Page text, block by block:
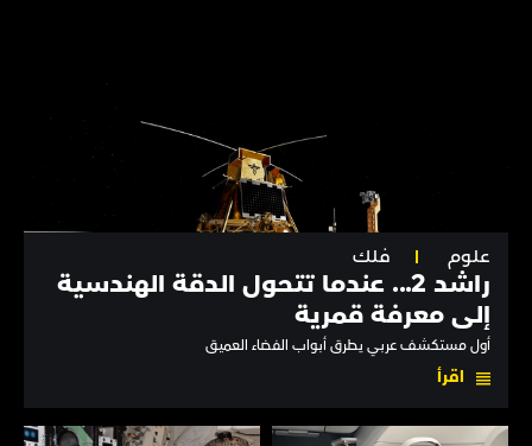
علوم فلك
راشد 2... عندما تتحول الدقة الهندسية
إلى معرفة قمرية
أول مستكشف عربي يطرق أبواب الفضاء العميق
اقرأ